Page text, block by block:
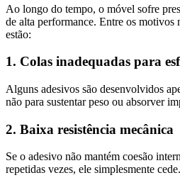
Ao longo do tempo, o móvel sofre
de alta performance. Entre os motivos
estão:
1. Colas inadequadas para
Alguns adesivos são desenvolvidos
não para sustentar peso ou absorver
2. Baixa resistência mecânica
Se o adesivo não mantém coesão
repetidas vezes, ele simplesmente cede.